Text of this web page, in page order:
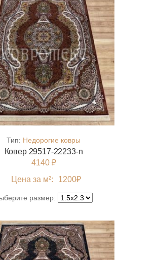
Тип: Недорогие ковры
Ковер 29517-22233-n
4140 ₽
Цена за м²:
1200₽
размер: